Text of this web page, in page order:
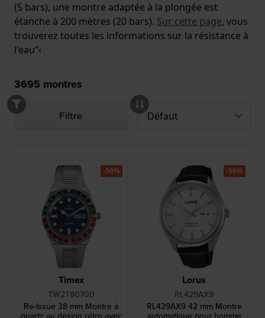
(5 bars), une montre adaptée à la plongée est
étanche à 200 mètres (20 bars). Sur cette page, vous
trouverez toutes les informations sur la résistance à
l'eau”‹
3695 montres
Filtre
Timex
TW2T80700
Re-Issue 38 mm Montre à
quartz au design rétro avec
-50%
Lorus
RL429AX9
RL429AX9 42 mm Montre
automatique pour homme
-50%